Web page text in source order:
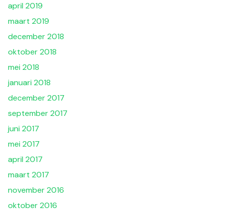
april 2019
maart 2019
december 2018
oktober 2018
mei 2018
januari 2018
december 2017
september 2017
juni 2017
mei 2017
april 2017
maart 2017
november 2016
oktober 2016